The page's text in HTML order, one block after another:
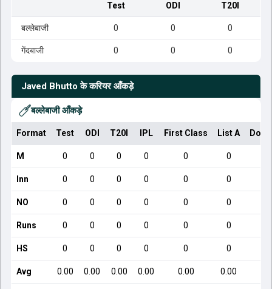
Test ODI T20I
बल्लेबाजी 0 0 0
गेंदबाजी 0 0 0
Javed Bhutto के करियर आँकड़े
बल्लेबाजी आँकड़े
Format Test ODI T20I IPL First Class List A
M 0 0 0 0 0 0
Inn 0 0 0 0 0 0
NO 0 0 0 0 0 0
Runs 0 0 0 0 0 0
HS 0 0 0 0 0 0
Avg 0.00 0.00 0.00 0.00 0.00 0.00